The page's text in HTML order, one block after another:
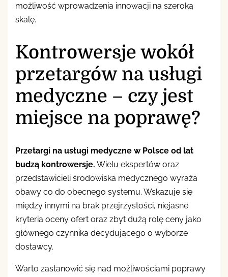
możliwość wprowadzenia innowacji na szeroką
skalę.
Kontrowersje wokół
przetargów na usługi
medyczne – czy jest
miejsce na poprawę?
Przetargi na usługi medyczne w Polsce od lat
budzą kontrowersje. Wielu ekspertów oraz
przedstawicieli środowiska medycznego wyraża
obawy co do obecnego systemu. Wskazuje się
między innymi na brak przejrzystości, niejasne
kryteria oceny ofert oraz zbyt dużą rolę ceny jako
głównego czynnika decydującego o wyborze
dostawcy.
Warto zastanowić się nad możliwościami poprawy